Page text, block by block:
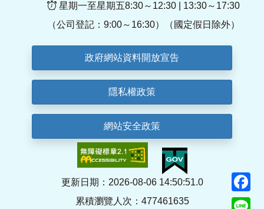
星期一至星期五8:30～12:30 | 13:30～17:30
（公司登記：9:00～16:30）（國定假日除外）
政府網站資料開放宣告
隱私權政策
網站安全政策
更新日期：2026-08-06 14:50:51.0
累積瀏覽人次：477461635